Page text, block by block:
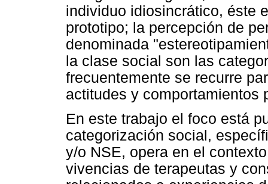
individuo idiosincrático, éste
prototipo; la percepción de
denominada
la clase social son las
frecuentemente se recurre
actitudes y comportamientos
En este trabajo el foco está
categorización social,
y/o NSE, opera en el
vivencias de terapeutas y